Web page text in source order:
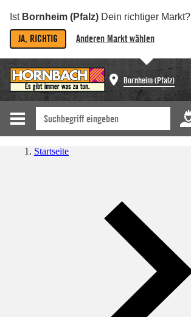
Ist Bornheim (Pfalz) Dein richtiger Markt?
JA, RICHTIG Anderen Markt wählen
Bornheim (Pfalz)
Startseite